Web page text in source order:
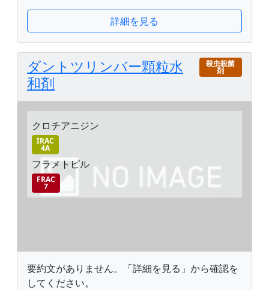
詳細を見る
ダントツリンバー顆粒水
和剤
殺虫殺菌
剤
クロチアニジン
IRAC
4A
フラメトピル
FRAC
7
要約文がありません。「詳細を見る」から確認を
してください。